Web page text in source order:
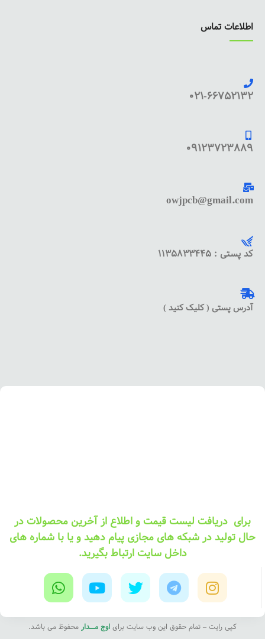
اطلاعات تماس
021-66752132
09123723889
owjpcb@gmail.com
کد پستی : 1135833445
آدرس پستی ( کلیک کنید )
برای دریافت لیست قیمت و اطلاع از آخرین محصولات در
حال تولید در شبکه های مجازی پیام دهید و یا با شماره های
داخل سایت ارتباط بگیرید.
کپی رایت – تمام حقوق این وب سایت برای اوج مــــدار محفوظ می باشد.